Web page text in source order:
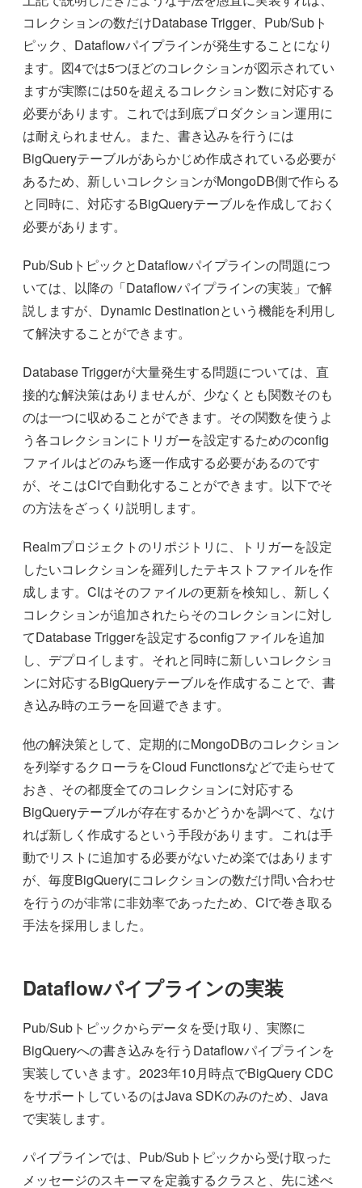
コレクションの数だけDatabase Trigger、Pub/Subト
ピック、Dataflowパイプラインが発生することになり
ます。図4では5つほどのコレクションが図示されてい
ますが実際には50を超えるコレクション数に対応する
必要があります。これでは到底プロダクション運用に
は耐えられません。また、書き込みを行うには
BigQueryテーブルがあらかじめ作成されている必要が
あるため、新しいコレクションがMongoDB側で作らる
と同時に、対応するBigQueryテーブルを作成しておく
必要があります。
Pub/SubトピックとDataflowパイプラインの問題につ
いては、以降の「Dataflowパイプラインの実装」で解
説しますが、Dynamic Destinationという機能を利用し
て解決することができます。
Database Triggerが大量発生する問題については、直
接的な解決策はありませんが、少なくとも関数そのも
のは一つに収めることができます。その関数を使うよ
う各コレクションにトリガーを設定するためのconfig
ファイルはどのみち逐一作成する必要があるのです
が、そこはCIで自動化することができます。以下でそ
の方法をざっくり説明します。
Realmプロジェクトのリポジトリに、トリガーを設定
したいコレクションを羅列したテキストファイルを作
成します。CIはそのファイルの更新を検知し、新しく
コレクションが追加されたらそのコレクションに対し
てDatabase Triggerを設定するconfigファイルを追加
し、デプロイします。それと同時に新しいコレクショ
ンに対応するBigQueryテーブルを作成することで、書
き込み時のエラーを回避できます。
他の解決策として、定期的にMongoDBのコレクション
を列挙するクローラをCloud Functionsなどで走らせて
おき、その都度全てのコレクションに対応する
BigQueryテーブルが存在するかどうかを調べて、なけ
れば新しく作成するという手段があります。これは手
動でリストに追加する必要がないため楽ではあります
が、毎度BigQueryにコレクションの数だけ問い合わせ
を行うのが非常に非効率であったため、CIで巻き取る
手法を採用しました。
Dataflowパイプラインの実装
Pub/Subトピックからデータを受け取り、実際に
BigQueryへの書き込みを行うDataflowパイプラインを
実装していきます。2023年10月時点でBigQuery CDC
をサポートしているのはJava SDKのみのため、Java
で実装します。
パイプラインでは、Pub/Subトピックから受け取った
メッセージのスキーマを定義するクラスと、先に述べ